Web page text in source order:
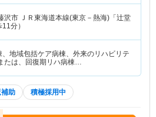
沢市 ＪＲ東海道本線(東京－熱海)「辻堂
分）
、地域包括ケア病棟、外来のリハビリテ
たは、回復期リハ病棟…
助 積極採用中